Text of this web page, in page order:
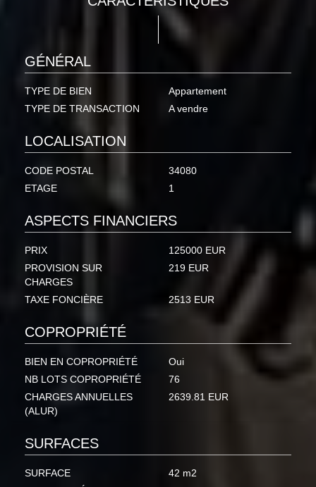
GÉNÉRAL
TYPE DE BIEN
Appartement
TYPE DE TRANSACTION
A vendre
LOCALISATION
CODE POSTAL
34080
ETAGE
1
ASPECTS FINANCIERS
PRIX
125000 EUR
PROVISION SUR
CHARGES
219 EUR
TAXE FONCIÈRE 2513 EUR
COPROPRIÉTÉ
BIEN EN COPROPRIÉTÉ
Oui
NB LOTS COPROPRIÉTÉ
76
CHARGES ANNUELLES
(ALUR)
2639.81 EUR
SURFACES
SURFACE
42 m2